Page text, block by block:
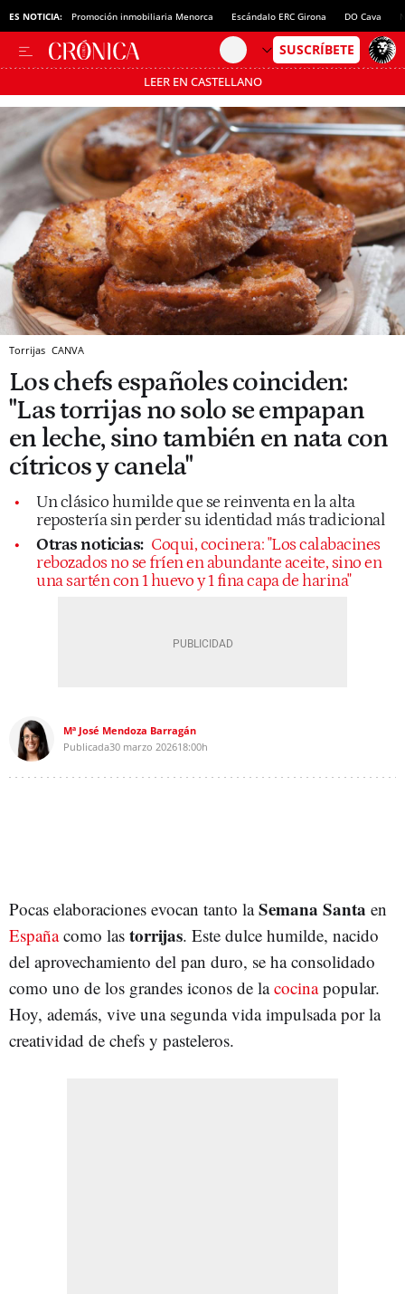
ES NOTICIA: Promoción inmobiliaria Menorca Escándalo ERC Girona DO Cava
LEER EN CASTELLANO
Pásate al MODO AHORRO
Torrijas CANVA
Los chefs españoles coinciden:
"Las torrijas no solo se empapan
en leche, sino también en nata con
cítricos y canela"
Un clásico humilde que se reinventa en la alta
repostería sin perder su identidad más tradicional
Otras noticias: Coqui, cocinera: "Los calabacines
rebozados no se fríen en abundante aceite, sino en
una sartén con 1 huevo y 1 fina capa de harina"
Mª José Mendoza Barragán
Publicada30 marzo 202618:00h
Pocas elaboraciones evocan tanto laSemana Santa en
Españacomo las torrijas. Este dulce humilde, nacido
del aprovechamiento del pan duro, se ha consolidado
como uno de los grandes iconos de lacocinapopular.
Hoy, además, vive una segunda vida impulsada por la
creatividad de chefs y pasteleros.